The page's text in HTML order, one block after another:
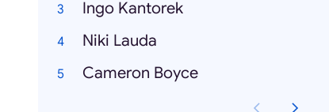
Ingo Kantorek
Niki Lauda
Cameron Boyce